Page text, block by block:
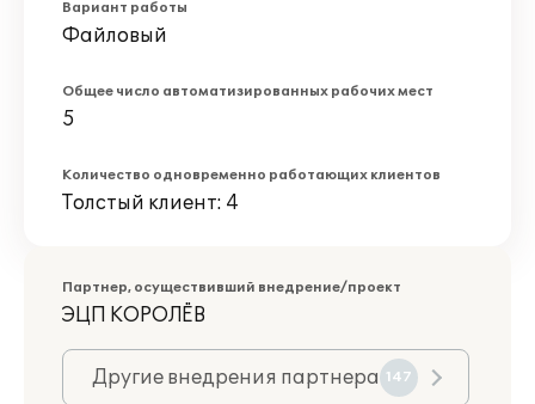
Вариант работы
Файловый
Общее число автоматизированных рабочих мест
5
Количество одновременно работающих клиентов
Толстый клиент: 4
Партнер, осуществивший внедрение/проект
ЭЦП КОРОЛЁВ
Другие внедрения партнера 147